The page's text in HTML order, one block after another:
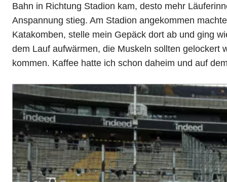
Bahn in Richtung Stadion kam, desto mehr
Anspannung stieg. Am Stadion angekommen
Katakomben, stelle mein Gepäck dort ab und ging
dem Lauf aufwärmen, die Muskeln sollten gelockert
kommen. Kaffee hatte ich schon daheim und auf